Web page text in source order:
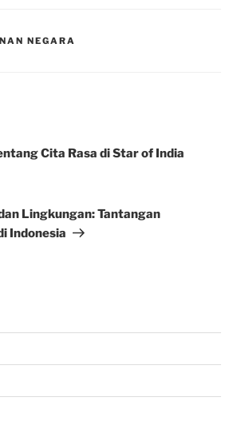
NEGARA
Cita Rasa di Star of India
Lingkungan: Tantangan
Indonesia